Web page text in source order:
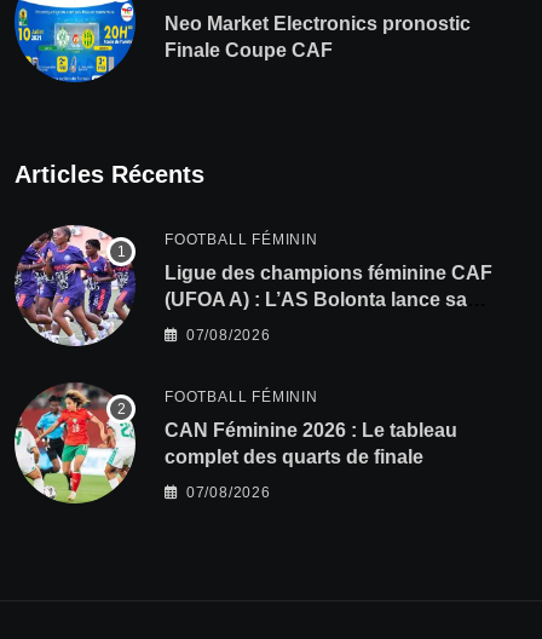
Neo Market Electronics pronostic
Finale Coupe CAF
Articles Récents
FOOTBALL FÉMININ
Ligue des champions féminine CAF
(UFOA A) : L’AS Bolonta lance sa
conquête de l’Afrique en Gambie
07/08/2026
FOOTBALL FÉMININ
CAN Féminine 2026 : Le tableau
complet des quarts de finale
07/08/2026